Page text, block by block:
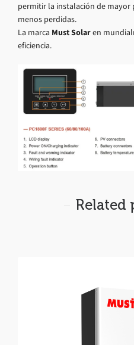
permitir la instalación de
menos perdidas.
La marca Must Solaren
eficiencia.
Related